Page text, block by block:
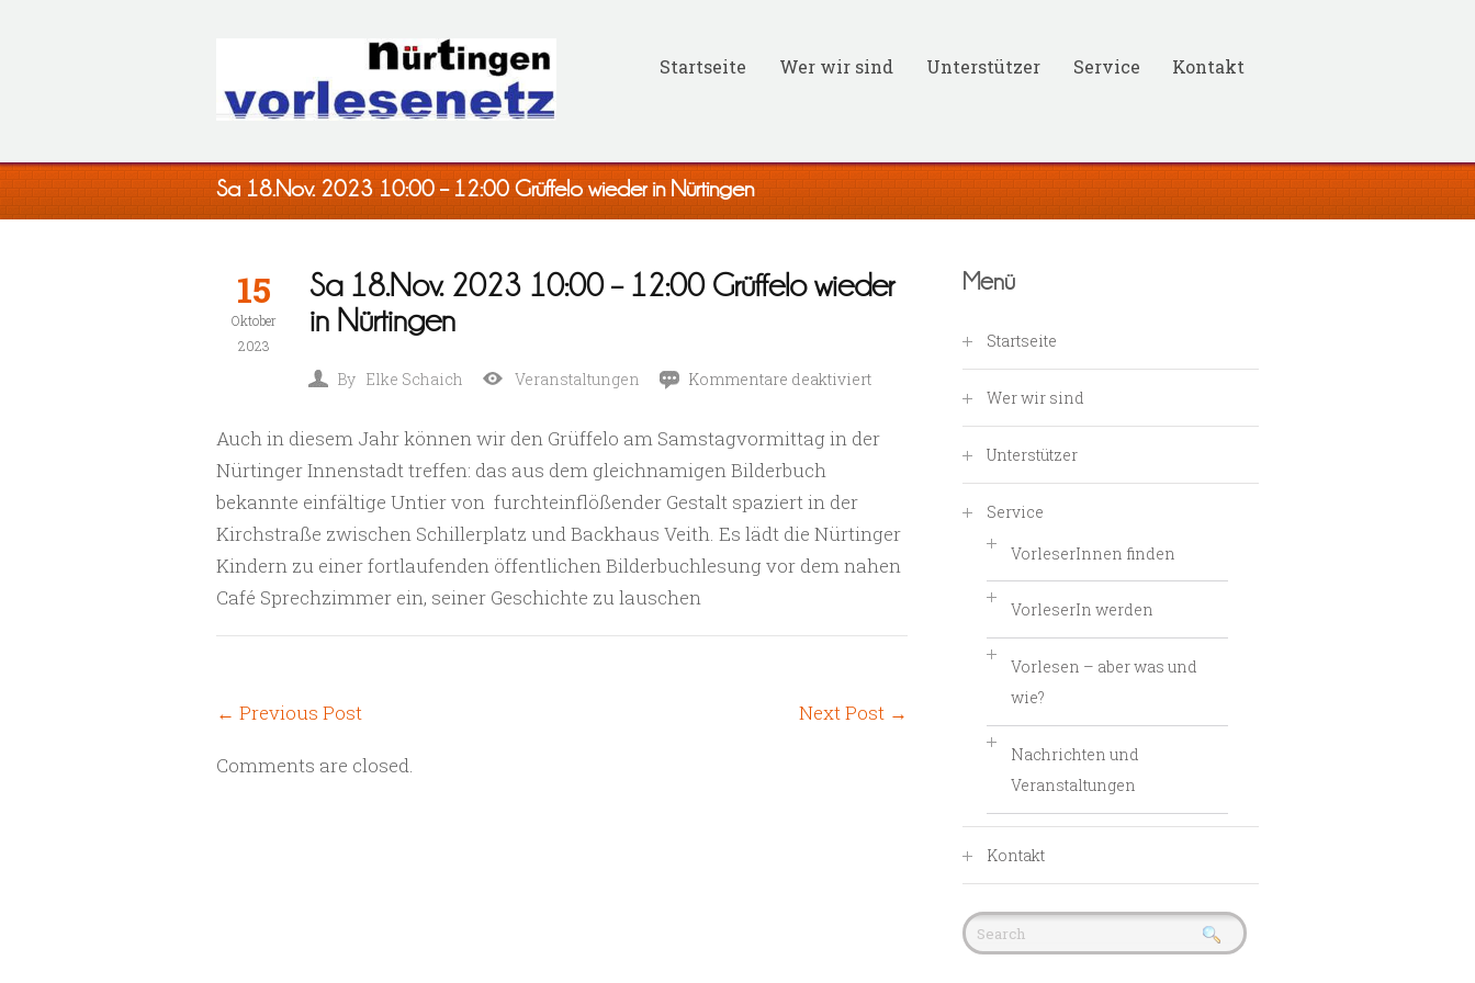
Startseite Wer wir sind Unterstützer Service Kontakt
Sa 18.Nov. 2023 10:00 – 12:00 Grüffelo wieder in Nürtingen
Sa 18.Nov. 2023 10:00 – 12:00 Grüffelo wieder
in Nürtingen
15
Oktober
2023
By Elke Schaich Veranstaltungen Kommentare deaktiviertfür
18.Nov.
–
12:00
Auch in diesem Jahr können wir den Grüffelo am Samstagvormittag in der
Nürtinger Innenstadt treffen: das aus dem gleichnamigen Bilderbuch
bekannte einfältige Untier von furchteinflößender Gestalt spaziert in der
Kirchstraße zwischen Schillerplatz und Backhaus Veith. Es lädt die Nürtinger
Kindern zu einer fortlaufenden öffentlichen Bilderbuchlesung vor dem nahen
Café Sprechzimmer ein, seiner Geschichte zu lauschen
← Previous Post Next Post →
Comments are closed.
Menü
Startseite
Wer wir sind
Unterstützer
Service
VorleserInnen finden
VorleserIn werden
Vorlesen – aber was und
wie?
Nachrichten und
Veranstaltungen
Kontakt